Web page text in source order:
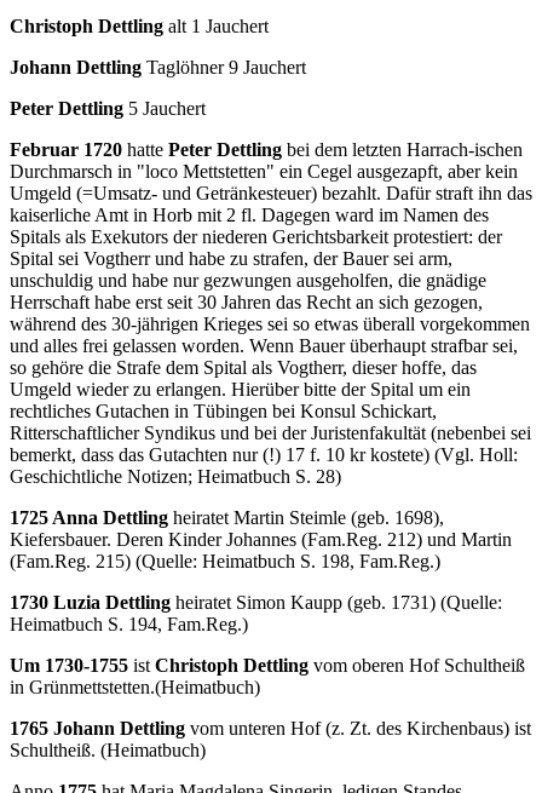
Christoph Dettling alt 1 Jauchert
Johann Dettling Taglöhner 9 Jauchert
Peter Dettling 5 Jauchert
Februar 1720 hatte Peter Dettling bei dem letzten Harrach-ischen
Durchmarsch in "loco Mettstetten" ein Cegel ausgezapft, aber kein
Umgeld (=Umsatz- und Getränkesteuer) bezahlt. Dafür straft ihn das
kaiserliche Amt in Horb mit 2 fl. Dagegen ward im Namen des
Spitals als Exekutors der niederen Gerichtsbarkeit protestiert: der
Spital sei Vogtherr und habe zu strafen, der Bauer sei arm,
unschuldig und habe nur gezwungen ausgeholfen, die gnädige
Herrschaft habe erst seit 30 Jahren das Recht an sich gezogen,
während des 30-jährigen Krieges sei so etwas überall vorgekommen
und alles frei gelassen worden. Wenn Bauer überhaupt strafbar sei,
so gehöre die Strafe dem Spital als Vogtherr, dieser hoffe, das
Umgeld wieder zu erlangen. Hierüber bitte der Spital um ein
rechtliches Gutachen in Tübingen bei Konsul Schickart,
Ritterschaftlicher Syndikus und bei der Juristenfakultät (nebenbei sei
bemerkt, dass das Gutachten nur (!) 17 f. 10 kr kostete) (Vgl. Holl:
Geschichtliche Notizen; Heimatbuch S. 28)
1725 Anna Dettling heiratet Martin Steimle (geb. 1698),
Kiefersbauer. Deren Kinder Johannes (Fam.Reg. 212) und Martin
(Fam.Reg. 215) (Quelle: Heimatbuch S. 198, Fam.Reg.)
1730 Luzia Dettling heiratet Simon Kaupp (geb. 1731) (Quelle:
Heimatbuch S. 194, Fam.Reg.)
Um 1730-1755 ist Christoph Dettling vom oberen Hof Schultheiß
in Grünmettstetten.(Heimatbuch)
1765 Johann Dettling vom unteren Hof (z. Zt. des Kirchenbaus) ist
Schultheiß. (Heimatbuch)